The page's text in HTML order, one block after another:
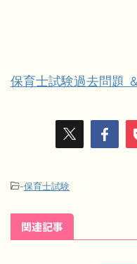
保育士試験過去問題
-保育士試験
関連記事